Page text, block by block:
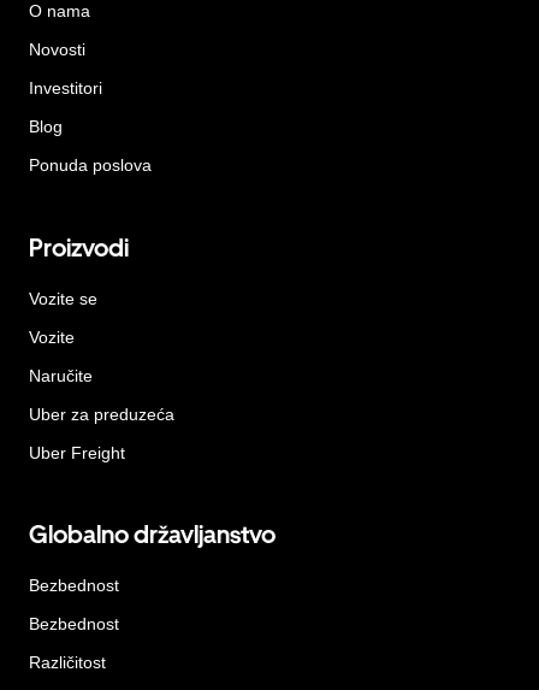
O nama
Novosti
Investitori
Blog
Ponuda poslova
Proizvodi
Vozite se
Vozite
Naručite
Uber za preduzeća
Uber Freight
Globalno državljanstvo
Bezbednost
Bezbednost
Različitost